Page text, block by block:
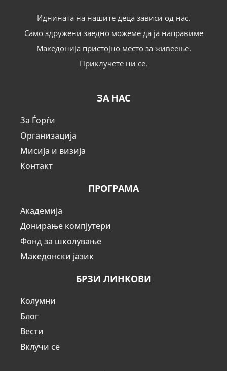
Иднината на нашите деца зависи од нас.
Само здружени заедно можеме да ја направиме
Македонија пристојно место за живеење.
Приклучете ни се.
ЗА НАС
За Ѓорѓи
Организација
Мисија и визија
Контакт
ПРОГРАМА
Академија
Донирање компјутери
Фонд за школување
Македонски јазик
БРЗИ ЛИНКОВИ
Колумни
Блог
Вести
Вклучи се